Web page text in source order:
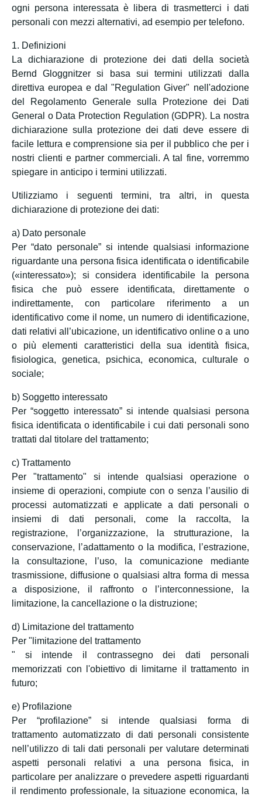
ogni persona interessata è libera di trasmetterci i dati
personali con mezzi alternativi, ad esempio per telefono.
1. Definizioni
La dichiarazione di protezione dei dati della società
Bernd Gloggnitzer si basa sui termini utilizzati dalla
direttiva europea e dal "Regulation Giver" nell'adozione
del Regolamento Generale sulla Protezione dei Dati
General o Data Protection Regulation (GDPR). La nostra
dichiarazione sulla protezione dei dati deve essere di
facile lettura e comprensione sia per il pubblico che per i
nostri clienti e partner commerciali. A tal fine, vorremmo
spiegare in anticipo i termini utilizzati.
Utilizziamo i seguenti termini, tra altri, in questa
dichiarazione di protezione dei dati:
a) Dato personale
Per “dato personale” si intende qualsiasi informazione
riguardante una persona fisica identificata o identificabile
(«interessato»); si considera identificabile la persona
fisica che può essere identificata, direttamente o
indirettamente, con particolare riferimento a un
identificativo come il nome, un numero di identificazione,
dati relativi all’ubicazione, un identificativo online o a uno
o più elementi caratteristici della sua identità fisica,
fisiologica, genetica, psichica, economica, culturale o
sociale;
b) Soggetto interessato
Per “soggetto interessato” si intende qualsiasi persona
fisica identificata o identificabile i cui dati personali sono
trattati dal titolare del trattamento;
c) Trattamento
Per "trattamento" si intende qualsiasi operazione o
insieme di operazioni, compiute con o senza l’ausilio di
processi automatizzati e applicate a dati personali o
insiemi di dati personali, come la raccolta, la
registrazione, l’organizzazione, la strutturazione, la
conservazione, l’adattamento o la modifica, l’estrazione,
la consultazione, l’uso, la comunicazione mediante
trasmissione, diffusione o qualsiasi altra forma di messa
a disposizione, il raffronto o l’interconnessione, la
limitazione, la cancellazione o la distruzione;
d) Limitazione del trattamento
Per "limitazione del trattamento
" si intende il contrassegno dei dati personali
memorizzati con l'obiettivo di limitarne il trattamento in
futuro;
e) Profilazione
Per “profilazione” si intende qualsiasi forma di
trattamento automatizzato di dati personali consistente
nell’utilizzo di tali dati personali per valutare determinati
aspetti personali relativi a una persona fisica, in
particolare per analizzare o prevedere aspetti riguardanti
il rendimento professionale, la situazione economica, la